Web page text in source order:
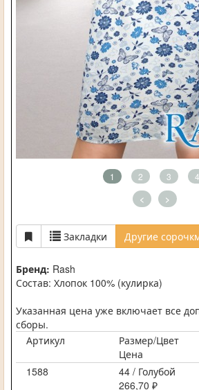
1 2 3 4
< >
Закладки Другие
Бренд: Rash
Состав: Хлопок 100% (кулирка)
Указанная цена уже включает все
сборы.
Артикул
Размер/Цвет
Цена
1588
44 / Голубой
266,70 ₽